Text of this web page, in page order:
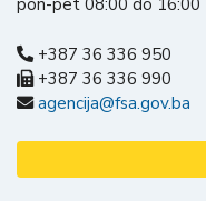
pon-pet 08:00 do 16:00
+387 36 336 950
+387 36 336 990
agencija@fsa.gov.ba